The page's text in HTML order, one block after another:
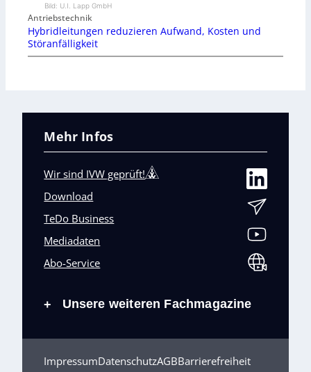
Bild: U.I. Lapp GmbH
Antriebstechnik
Hybridleitungen reduzieren Aufwand, Kosten und
Störanfälligkeit
Mehr Infos
Wir sind IVW geprüft!
Download
TeDo Business
Mediadaten
Abo-Service
+ Unsere weiteren Fachmagazine
ImpressumDatenschutzAGBBarrierefreiheit